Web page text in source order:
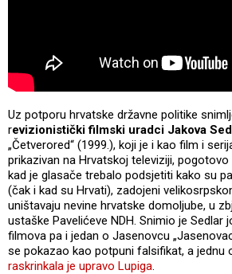
Uz potporu hrvatske državne politike
revizionistički filmski uradci Jakova
„Četverored“ (1999.), koji je i kao film i
prikazivan na Hrvatskoj televiziji,
kad je glasače trebalo podsjetiti kako su
(čak i kad su Hrvati), zadojeni
uništavaju nevine hrvatske domoljube, u
ustaške Pavelićeve NDH. Snimio je Sedlar
filmova pa i jedan o Jasenovcu
se pokazao kao potpuni falsifikat, a jednu
raskrinkala je upravo Lupiga.